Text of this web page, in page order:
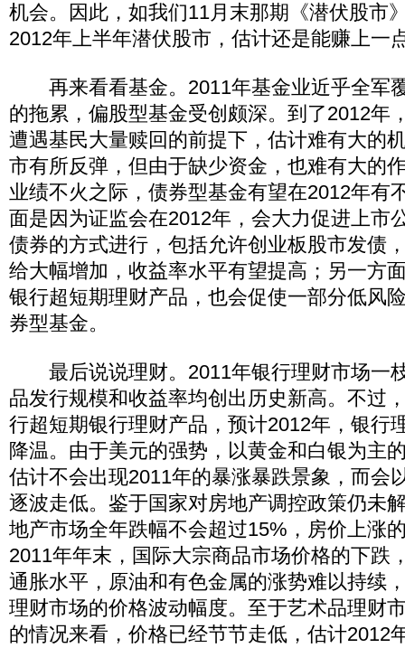
机会。因此，如我们11月末那期《潜伏股市
2012年上半年潜伏股市，估计还是能赚上一
再来看看基金。2011年基金业近乎全军
的拖累，偏股型基金受创颇深。到了2012年
遭遇基民大量赎回的前提下，估计难有大的
市有所反弹，但由于缺少资金，也难有大的
业绩不火之际，债券型基金有望在2012年有
面是因为证监会在2012年，会大力促进上市
债券的方式进行，包括允许创业板股市发债
给大幅增加，收益率水平有望提高；另一方
银行超短期理财产品，也会促使一部分低风
券型基金。
最后说说理财。2011年银行理财市场一
品发行规模和收益率均创出历史新高。不过
行超短期银行理财产品，预计2012年，银行
降温。由于美元的强势，以黄金和白银为主
估计不会出现2011年的暴涨暴跌景象，而会
逐波走低。鉴于国家对房地产调控政策仍未
地产市场全年跌幅不会超过15%，房价上涨
2011年年末，国际大宗商品市场价格的下跌
通胀水平，原油和有色金属的涨势难以持续
理财市场的价格波动幅度。至于艺术品理财
的情况来看，价格已经节节走低，估计2012